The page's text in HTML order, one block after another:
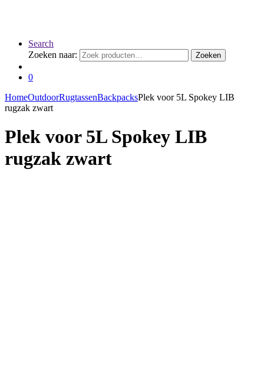
Search
Zoeken naar:
Zoeken
0
HomeOutdoorRugtassenBackpacksPlek voor 5L Spokey LIB
rugzak zwart
Plek voor 5L Spokey LIB
rugzak zwart